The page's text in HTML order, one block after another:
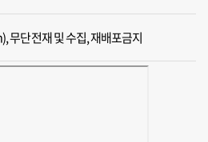
단전재 및 수집, 재배포금지